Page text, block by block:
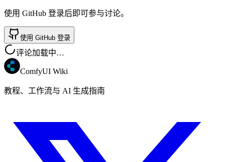
使用 GitHub 登录后即可参与讨论。
使用 GitHub 登录
评论加载中…
ComfyUI Wiki
教程、工作流与 AI 生成指南